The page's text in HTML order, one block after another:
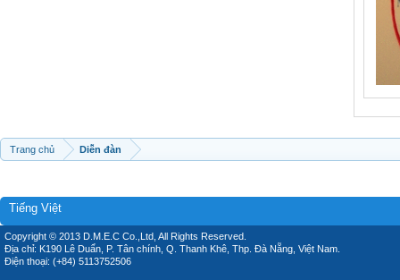
Trang chủ Diễn đàn
Tiếng Việt
Copyright © 2013 D.M.E.C Co.,Ltd, All Rights Reserved.
Địa chỉ: K190 Lê Duẩn, P. Tân chính, Q. Thanh Khê, Thp. Đà Nẵng, Việt Nam.
Điện thoại: (+84) 5113752506